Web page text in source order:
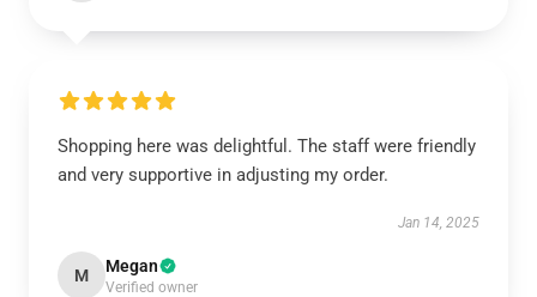
Shopping here was delightful. The staff were friendly
and very supportive in adjusting my order.
Jan 14, 2025
M Megan
Verified owner